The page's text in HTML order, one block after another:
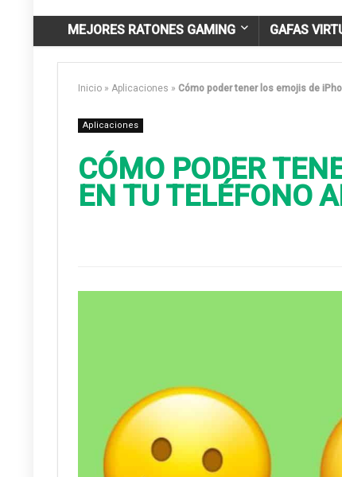
MEJORES RATONES GAMING GAFAS
Inicio » Aplicaciones » Cómo poder tener los emojis de
Aplicaciones
CÓMO PODER
EN TU TELÉFONO